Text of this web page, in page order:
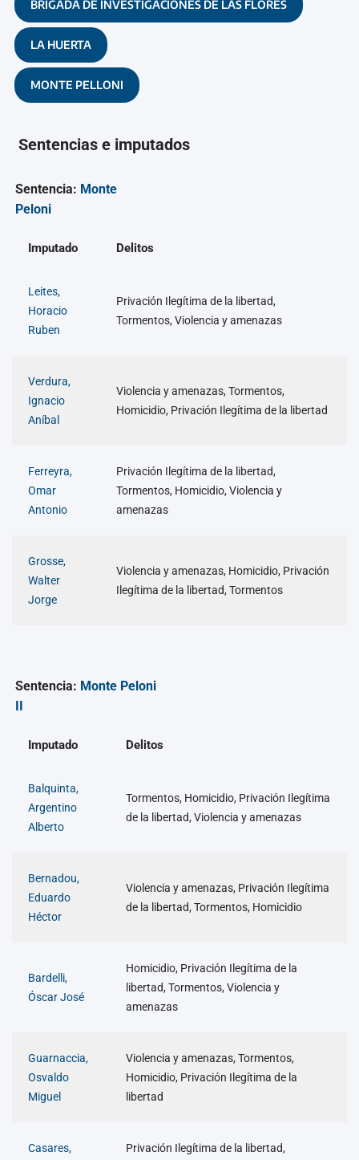
BRIGADA DE INVESTIGACIONES DE LAS FLORES
LA HUERTA
MONTE PELLONI
Sentencias e imputados
Sentencia: Monte
Peloni
Imputado Delitos
Leites,
Horacio
Ruben
Privación Ilegítima de la libertad,
Tormentos, Violencia y amenazas
Verdura,
Ignacio
Aníbal
Violencia y amenazas, Tormentos,
Homicidio, Privación Ilegítima de la libertad
Ferreyra,
Omar
Antonio
Privación Ilegítima de la libertad,
Tormentos, Homicidio, Violencia y
amenazas
Grosse,
Walter
Jorge
Violencia y amenazas, Homicidio, Privación
Ilegítima de la libertad, Tormentos
Sentencia: Monte Peloni
Imputado Delitos
Balquinta,
Argentino
Alberto
Tormentos, Homicidio, Privación Ilegítima
de la libertad, Violencia y amenazas
Bernadou,
Eduardo
Héctor
Violencia y amenazas, Privación Ilegítima
de la libertad, Tormentos, Homicidio
Bardelli,
Óscar José
Homicidio, Privación Ilegítima de la
libertad, Tormentos, Violencia y
amenazas
Guarnaccia,
Osvaldo
Miguel
Violencia y amenazas, Tormentos,
Homicidio, Privación Ilegítima de la
libertad
Casares,
Privación Ilegítima de la libertad,